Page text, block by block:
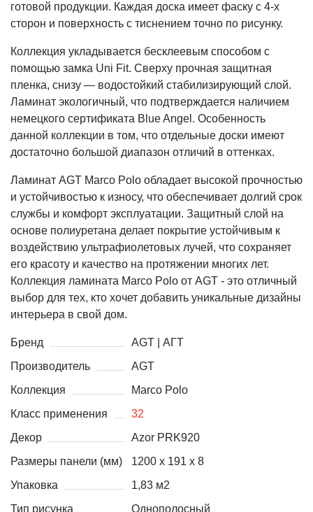
готовой продукции. Каждая доска имеет фаску с 4-х
сторон и поверхность с тиснением точно по рисунку.
Коллекция укладывается бесклеевым способом с
помощью замка Uni Fit. Сверху прочная защитная
пленка, снизу — водостойкий стабилизирующий слой.
Ламинат экологичный, что подтверждается наличием
немецкого сертификата Blue Angel. Особенность
данной коллекции в том, что отдельные доски имеют
достаточно большой диапазон отличий в оттенках.
Ламинат AGT Marco Polo обладает высокой прочностью
и устойчивостью к износу, что обеспечивает долгий срок
службы и комфорт эксплуатации. Защитный слой на
основе полиуретана делает покрытие устойчивым к
воздействию ультрафиолетовых лучей, что сохраняет
его красоту и качество на протяжении многих лет.
Коллекция ламината Marco Polo от AGT - это отличный
выбор для тех, кто хочет добавить уникальные дизайны
интерьера в свой дом.
Бренд
AGT | АГТ
Производитель
AGT
Коллекция
Marco Polo
Класс применения
32
Декор
Azor PRK920
Размеры панели (мм)
1200 х 191 х 8
Упаковка
1,83 м2
Тип рисунка
Однополосный